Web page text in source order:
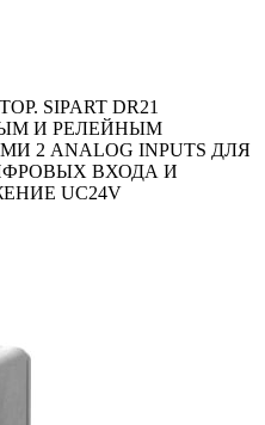
SIPART DR21
И РЕЛЕЙНЫМ
ANALOG INPUTS ДЛЯ
ВХОДА И
UC24V